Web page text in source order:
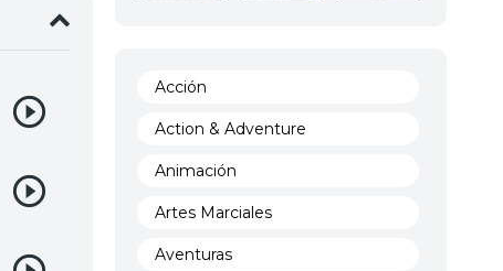
Acción
Action & Adventure
Animación
Artes Marciales
Aventuras